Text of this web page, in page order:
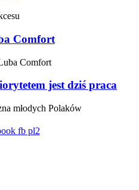
Comfort
jest dziś praca